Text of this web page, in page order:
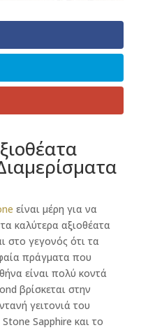
είναι μέρη για να
καλύτερα αξιοθέατα
στο γεγονός ότι τα
πράγματα που
είναι πολύ κοντά
βρίσκεται στην
γειτονιά του
Sapphire και το